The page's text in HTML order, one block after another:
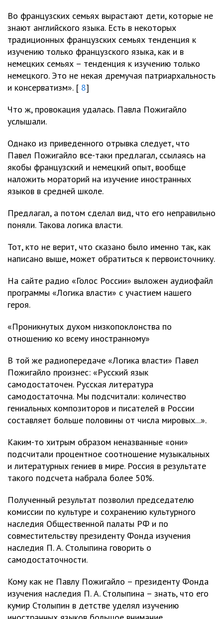
Во французских семьях вырастают дети, которые не
знают английского языка. Есть в некоторых
традиционных французских семьях тенденция к
изучению только французского языка, как и в
немецких семьях – тенденция к изучению только
немецкого. Это не некая дремучая патриархальность
и консерватизм». [ 8]
Что ж, провокация удалась. Павла Пожигайло
услышали.
Однако из приведенного отрывка следует, что
Павел Пожигайло все-таки предлагал, ссылаясь на
якобы французский и немецкий опыт, вообще
наложить мораторий на изучение иностранных
языков в средней школе.
Предлагал, а потом сделал вид, что его неправильно
поняли. Такова логика власти.
Тот, кто не верит, что сказано было именно так, как
написано выше, может обратиться к первоисточнику.
На сайте радио «Голос России» выложен аудиофайл
программы «Логика власти» с участием нашего
героя.
«Проникнутых духом низкопоклонства по
отношению ко всему иностранному»
В той же радиопередаче «Логика власти» Павел
Пожигайло произнес: «Русский язык
самодостаточен. Русская литература
самодостаточна. Мы подсчитали: количество
гениальных композиторов и писателей в России
составляет больше половины от числа мировых...».
Каким-то хитрым образом неназванные «они»
подсчитали процентное соотношение музыкальных
и литературных гениев в мире. Россия в результате
такого подсчета набрала более 50%.
Полученный результат позволил председателю
комиссии по культуре и сохранению культурного
наследия Общественной палаты РФ и по
совместительству президенту Фонда изучения
наследия П. А. Столыпина говорить о
самодостаточности.
Кому как не Павлу Пожигайло – президенту Фонда
изучения наследия П. А. Столыпина – знать, что его
кумир Столыпин в детстве уделял изучению